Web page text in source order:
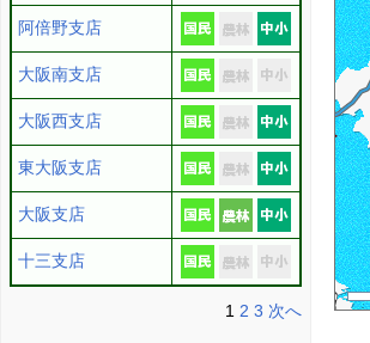
阿倍野支店
大阪南支店
大阪西支店
東大阪支店
大阪支店
十三支店
1 2 3 次へ